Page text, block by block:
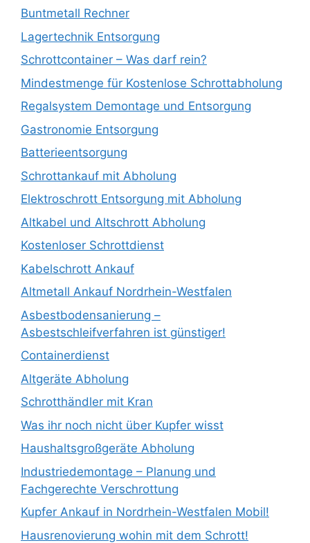
Buntmetall Rechner
Lagertechnik Entsorgung
Schrottcontainer – Was darf rein?
Mindestmenge für Kostenlose Schrottabholung
Regalsystem Demontage und Entsorgung
Gastronomie Entsorgung
Batterieentsorgung
Schrottankauf mit Abholung
Elektroschrott Entsorgung mit Abholung
Altkabel und Altschrott Abholung
Kostenloser Schrottdienst
Kabelschrott Ankauf
Altmetall Ankauf Nordrhein-Westfalen
Asbestbodensanierung –
Asbestschleifverfahren ist günstiger!
Containerdienst
Altgeräte Abholung
Schrotthändler mit Kran
Was ihr noch nicht über Kupfer wisst
Haushaltsgroßgeräte Abholung
Industriedemontage – Planung und
Fachgerechte Verschrottung
Kupfer Ankauf in Nordrhein-Westfalen Mobil!
Hausrenovierung wohin mit dem Schrott!